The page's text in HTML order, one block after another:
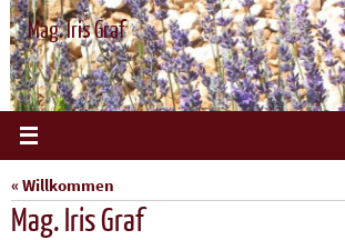
Zum
Inhalt
springen
Mag. Iris Graf
« Willkommen
Mag. Iris Graf